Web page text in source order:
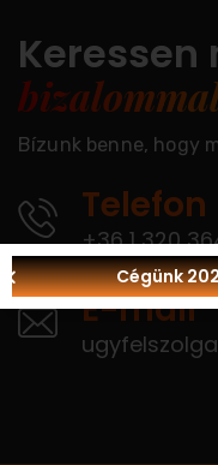
Bízunk benne, hogy
Telefon
+36 1 320
E-mail
Cégünk